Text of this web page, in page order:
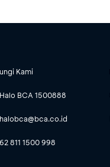
Kami
Halo BCA 1500888
halobca@bca.co.id
62 811 1500 998